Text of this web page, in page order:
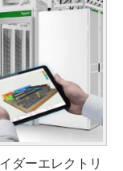
ダーエレクトリ